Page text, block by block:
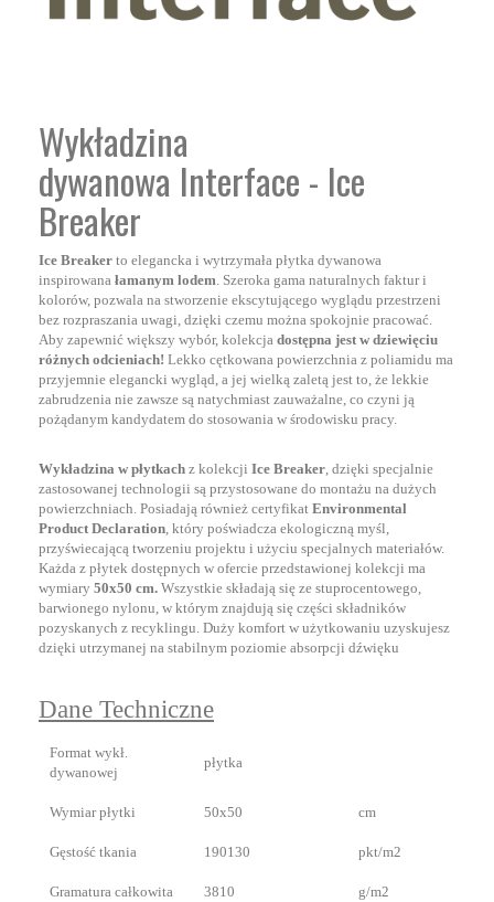
Wykładzina
dywanowa Interface - Ice
Breaker
Ice Breaker to elegancka i wytrzymała płytka dywanowa
inspirowana łamanym lodem. Szeroka gama naturalnych faktur i
kolorów, pozwala na stworzenie ekscytującego wyglądu przestrzeni
bez rozpraszania uwagi, dzięki czemu można spokojnie pracować.
Aby zapewnić większy wybór, kolekcja dostępna jest w dziewięciu
różnych odcieniach! Lekko cętkowana powierzchnia z poliamidu ma
przyjemnie elegancki wygląd, a jej wielką zaletą jest to, że lekkie
zabrudzenia nie zawsze są natychmiast zauważalne, co czyni ją
pożądanym kandydatem do stosowania w środowisku pracy.
Wykładzina w płytkach z kolekcji Ice Breaker, dzięki specjalnie
zastosowanej technologii są przystosowane do montażu na dużych
powierzchniach. Posiadają również certyfikat Environmental
Product Declaration, który poświadcza ekologiczną myśl,
przyświecającą tworzeniu projektu i użyciu specjalnych materiałów.
Każda z płytek dostępnych w ofercie przedstawionej kolekcji ma
wymiary 50x50 cm. Wszystkie składają się ze stuprocentowego,
barwionego nylonu, w którym znajdują się części składników
pozyskanych z recyklingu. Duży komfort w użytkowaniu uzyskujesz
dzięki utrzymanej na stabilnym poziomie absorpcji dźwięku
Dane Techniczne
Format wykł.
dywanowej
płytka
Wymiar płytki 50x50 cm
Gęstość tkania 190130 pkt/m2
Gramatura całkowita 3810 g/m2